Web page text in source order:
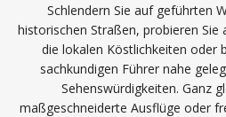
Schlendern Sie auf geführten
historischen Straßen, probieren Sie
die lokalen Köstlichkeiten oder
sachkundigen Führer nahe
Sehenswürdigkeiten. Ganz
maßgeschneiderte Ausflüge oder